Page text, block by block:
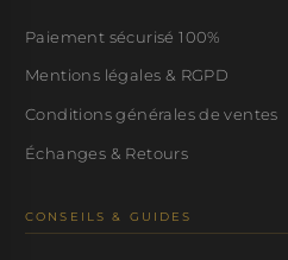
Paiement sécurisé 100%
Mentions légales & RGPD
Conditions générales de ventes
Échanges & Retours
CONSEILS & GUIDES